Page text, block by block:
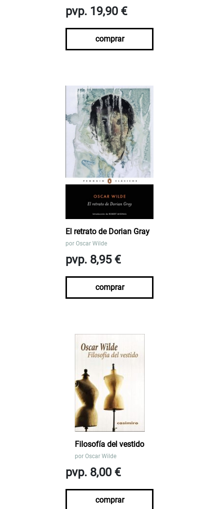
pvp. 19,90 €
comprar
El retrato de Dorian Gray
por Oscar Wilde
pvp. 8,95 €
comprar
Filosofía del vestido
por Oscar Wilde
pvp. 8,00 €
comprar